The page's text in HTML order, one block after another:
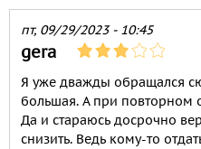
пт, 09/29/2023 - 10:45
gera
Я уже дважды обращался
большая. А при повторном
Да и стараюсь досрочно
снизить. Ведь кому-то